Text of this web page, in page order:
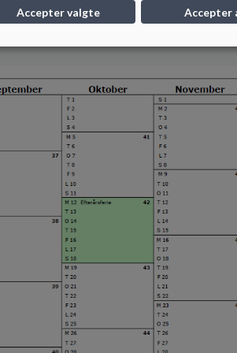
Accepter valgte Accepter